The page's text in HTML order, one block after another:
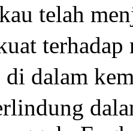
telah
terhadap
di dalam